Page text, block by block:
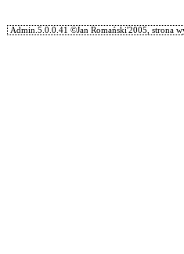
Admin.5.0.0.41 ©Jan Romański'2005, strona